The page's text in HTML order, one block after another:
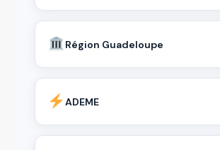
Région Guadeloupe
ADEME